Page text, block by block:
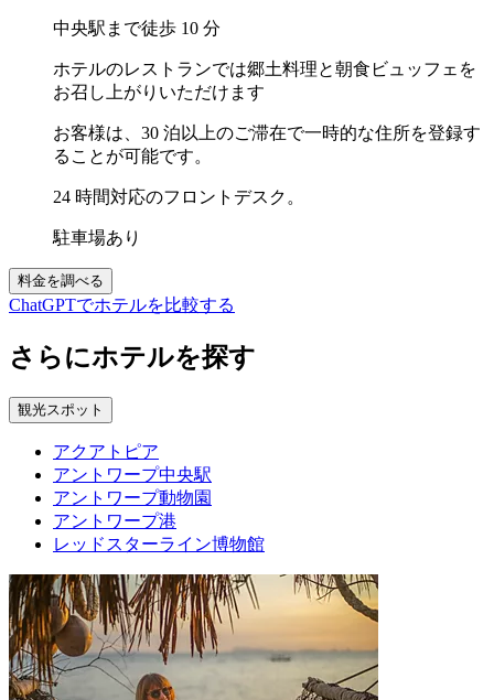
中央駅まで徒歩 10 分
ホテルのレストランでは郷土料理と朝食ビュッフェを
お召し上がりいただけます
お客様は、30 泊以上のご滞在で一時的な住所を登録す
ることが可能です。
24 時間対応のフロントデスク。
駐車場あり
料金を調べる
ChatGPTでホテルを比較する
さらにホテルを探す
観光スポット
アクアトピア
アントワープ中央駅
アントワープ動物園
アントワープ港
レッドスターライン博物館